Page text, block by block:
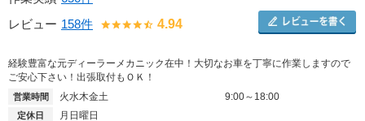
レビュー 158件 4.94
経験豊富な元ディーラーメカニック在中！大切なお車を丁寧に作業しますので
ご安心下さい！出張取付もＯＫ！
営業時間 火水木金土 9:00～18:00
定休日 月日曜日